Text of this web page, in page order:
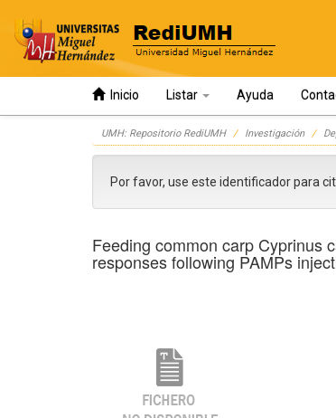
Inicio Listar Ayuda
UMH: Repositorio RediUMH Investigación
Por favor, use este identificador para
Feeding common carp Cyprinus
responses following PAMPs